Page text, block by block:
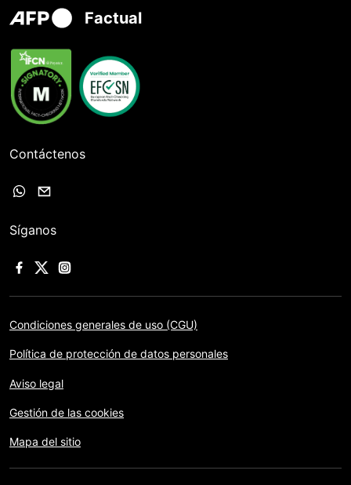
Factual
Contáctenos
Síganos
Condiciones generales de uso (CGU)
Política de protección de datos personales
Aviso legal
Gestión de las cookies
Mapa del sitio